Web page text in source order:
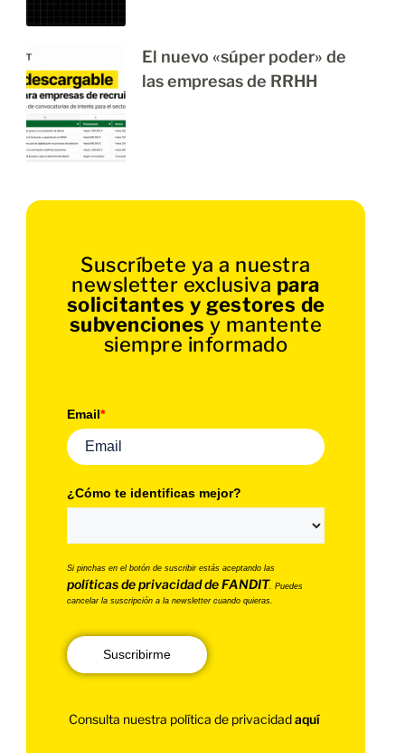
El nuevo «súper poder» de
las empresas de RRHH
Suscríbete ya a nuestra
newsletter exclusiva para
solicitantes y gestores de
subvenciones y mantente
siempre informado
Email*
¿Cómo te identificas mejor?
Si pinchas en el botón de suscribir estás aceptando las
políticas de privacidad de FANDIT . Puedes
cancelar la suscripción a la newsletter cuando quieras.
Suscribirme
Consulta nuestra política de privacidadaquí